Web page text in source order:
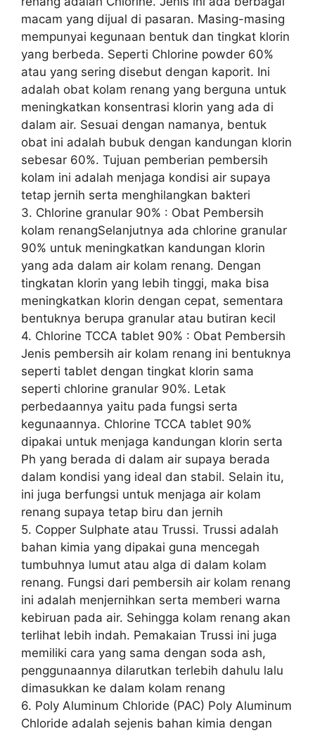
macam yang dijual di pasaran. Masing-masing
mempunyai kegunaan bentuk dan tingkat klorin
yang berbeda. Seperti Chlorine powder 60%
atau yang sering disebut dengan kaporit. Ini
adalah obat kolam renang yang berguna untuk
meningkatkan konsentrasi klorin yang ada di
dalam air. Sesuai dengan namanya, bentuk
obat ini adalah bubuk dengan kandungan klorin
sebesar 60%. Tujuan pemberian pembersih
kolam ini adalah menjaga kondisi air supaya
tetap jernih serta menghilangkan bakteri
3. Chlorine granular 90% : Obat Pembersih
kolam renangSelanjutnya ada chlorine granular
90% untuk meningkatkan kandungan klorin
yang ada dalam air kolam renang. Dengan
tingkatan klorin yang lebih tinggi, maka bisa
meningkatkan klorin dengan cepat, sementara
bentuknya berupa granular atau butiran kecil
4. Chlorine TCCA tablet 90% : Obat Pembersih
Jenis pembersih air kolam renang ini bentuknya
seperti tablet dengan tingkat klorin sama
seperti chlorine granular 90%. Letak
perbedaannya yaitu pada fungsi serta
kegunaannya. Chlorine TCCA tablet 90%
dipakai untuk menjaga kandungan klorin serta
Ph yang berada di dalam air supaya berada
dalam kondisi yang ideal dan stabil. Selain itu,
ini juga berfungsi untuk menjaga air kolam
renang supaya tetap biru dan jernih
5. Copper Sulphate atau Trussi. Trussi adalah
bahan kimia yang dipakai guna mencegah
tumbuhnya lumut atau alga di dalam kolam
renang. Fungsi dari pembersih air kolam renang
ini adalah menjernihkan serta memberi warna
kebiruan pada air. Sehingga kolam renang akan
terlihat lebih indah. Pemakaian Trussi ini juga
memiliki cara yang sama dengan soda ash,
penggunaannya dilarutkan terlebih dahulu lalu
dimasukkan ke dalam kolam renang
6. Poly Aluminum Chloride (PAC) Poly Aluminum
Chloride adalah sejenis bahan kimia dengan